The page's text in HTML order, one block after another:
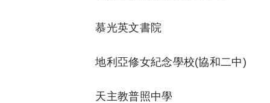
慕光英文書院
地利亞修女紀念學校(協和二中)
天主教普照中學